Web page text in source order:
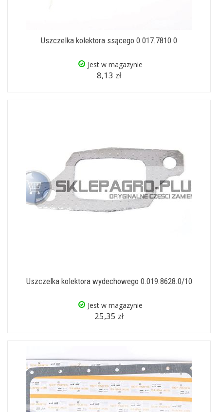
Uszczelka kolektora ssącego 0.017.7810.0
Jest w magazynie
8,13 zł
Uszczelka kolektora wydechowego 0.019.8628.0/10
Jest w magazynie
25,35 zł